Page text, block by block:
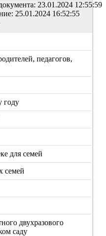
23.01.2024 12:55:59
25.01.2024 16:52:55
педагогов,
году
для семей
семей
двухразового
саду